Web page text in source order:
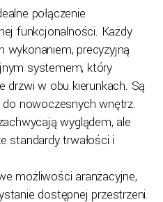
połączenie
funkcjonalności. Każdy
wykonaniem, precyzyjną
systemem, który
drzwi w obu kierunkach. Są
nowoczesnych wnętrz.
wyglądem, ale
standardy trwałości i
możliwości aranżacyjne,
dostępnej przestrzeni.